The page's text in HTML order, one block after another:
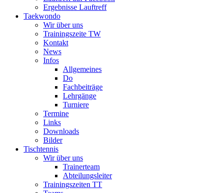
Ergebnisse Lauftreff
Taekwondo
Wir über uns
Trainingszeite TW
Kontakt
News
Infos
Allgemeines
Do
Fachbeiträge
Lehrgänge
Turniere
Termine
Links
Downloads
Bilder
Tischtennis
Wir über uns
Trainerteam
Abteilungsleiter
Trainingszeiten TT